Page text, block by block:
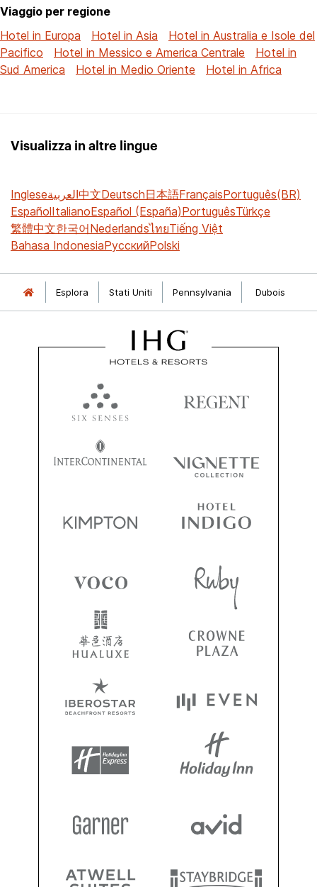
Viaggio per regione
Hotel in Europa
Hotel in Asia
Hotel in Australia e Isole del
Pacifico
Hotel in Messico e America Centrale
Hotel in
Sud America
Hotel in Medio Oriente Hotel in Africa
Visualizza in altre lingue
Ingleseالعربية中文Deutsch日本語FrançaisPortuguês(BR)
EspañolItalianoEspañol (España)PortuguêsTürkçe
繁體中文한국어NederlandsไทยTiếng Việt
Bahasa IndonesiaРусскийPolski
Esplora Stati Uniti Pennsylvania Dubois